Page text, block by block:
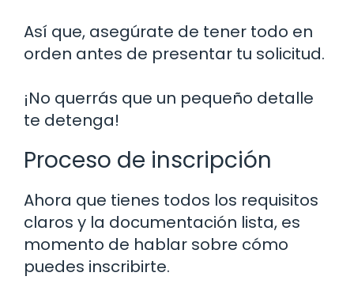
Así que, asegúrate de tener todo en
orden antes de presentar tu solicitud.
¡No querrás que un pequeño detalle
te detenga!
Proceso de inscripción
Ahora que tienes todos los requisitos
claros y la documentación lista, es
momento de hablar sobre cómo
puedes inscribirte.